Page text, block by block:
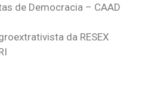
de Democracia – CAAD
da RESEX